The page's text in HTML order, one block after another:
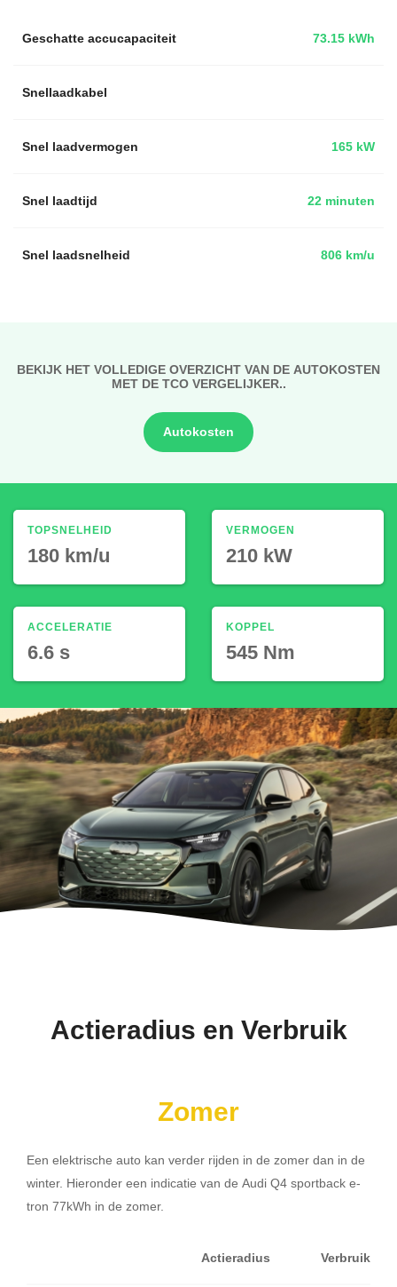
73.15 kWh
Geschatte accucapaciteit
Snellaadkabel
Snel laadvermogen 165 kW
Snel laadtijd 22 minuten
Snel laadsnelheid 806 km/u
BEKIJK HET VOLLEDIGE OVERZICHT VAN DE AUTOKOSTEN
MET DE TCO VERGELIJKER..
Autokosten
TOPSNELHEID
180 km/u
ACCELERATIE
6.6 s
VERMOGEN
210 kW
KOPPEL
545 Nm
Actieradius en Verbruik
Zomer
Een elektrische auto kan verder rijden in de zomer dan in de
winter. Hieronder een indicatie van de Audi Q4 sportback e-
tron 77kWh in de zomer.
Actieradius Verbruik